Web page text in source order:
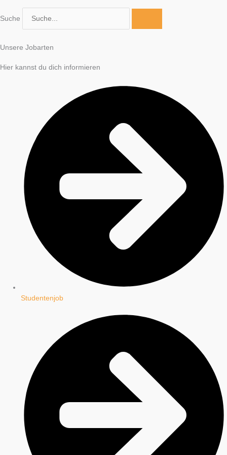
Suche
Unsere Jobarten
Hier kannst du dich informieren
Studentenjob